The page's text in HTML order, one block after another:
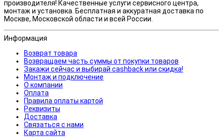
производителя! Качественные услуги сервисного центра,
монтаж и установка. Бесплатная и аккуратная доставка по
Москве, Московской области и всей России.
Информация
Возврат товара
Возвращаем часть суммы от покупки товаров
Закажи сейчас и выбирай cashback или скидка!
Монтаж и подключение
О компании
Оплата
Правила оплаты картой
Реквизиты
Доставка
Связаться с нами
Карта сайта